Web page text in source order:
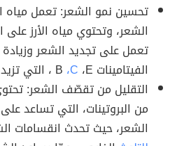
تحسين نمو الشعر: تعمل مياه
الشعر، وتحتوي مياه الأرز على
تعمل على تجديد الشعر
الفيتامينات B
،C ،E ، التي تزيد من
التقليل من تقصّف الشعر:
من البروتينات، التي تساعد
الشعر، حيث تحدث انقسامات